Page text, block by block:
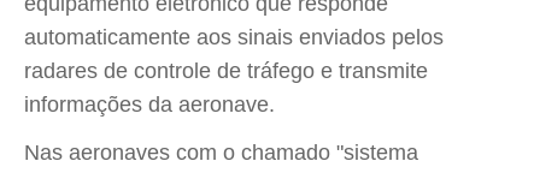
automaticamente aos sinais enviados pelos
radares de controle de tráfego e transmite
informações da aeronave.
Nas aeronaves com o chamado "sistema